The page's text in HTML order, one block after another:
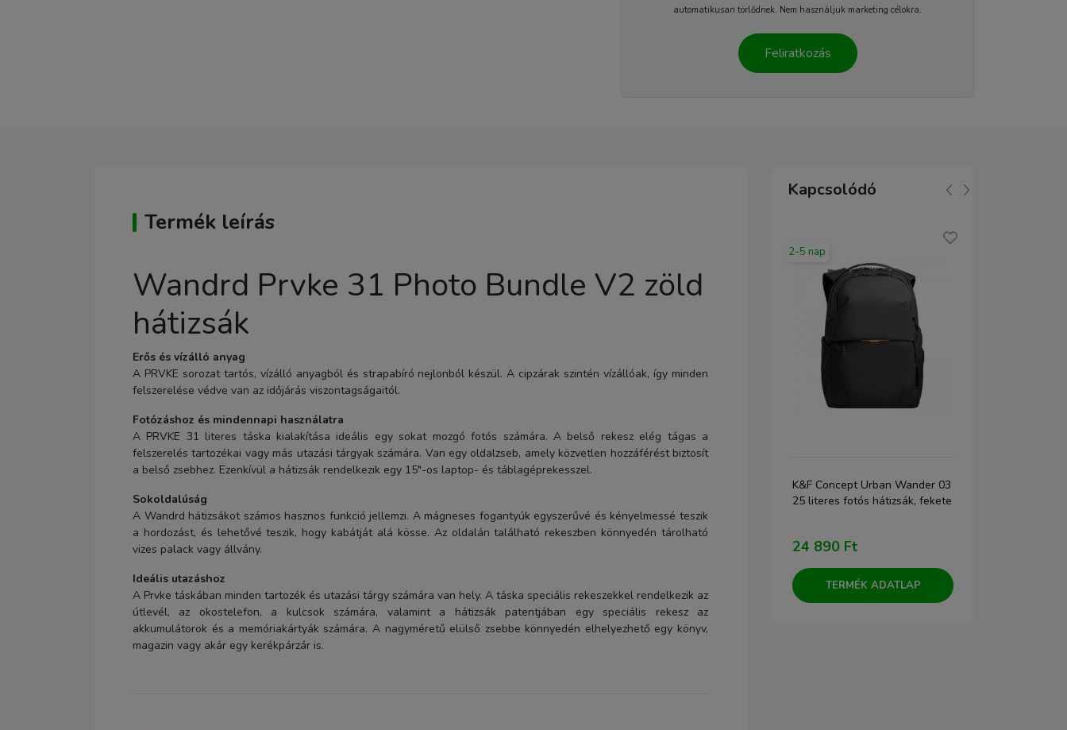
automatikusan törlődnek. Nem használjuk marketing célokra.
Feliratkozás
Termék leírás
Wandrd Prvke 31 Photo Bundle V2 zöld
hátizsák
Erős és vízálló anyag
A PRVKE sorozat tartós, vízálló anyagból és strapabíró nejlonból készül. A cipzárak szintén vízállóak, így minden
felszerelése védve van az időjárás viszontagságaitól.
Fotózáshoz és mindennapi használatra
A PRVKE 31 literes táska kialakítása ideális egy sokat mozgó fotós számára. A belső rekesz elég tágas a
felszerelés tartozékai vagy más utazási tárgyak számára. Van egy oldalzseb, amely közvetlen hozzáférést biztosít
a belső zsebhez. Ezenkívül a hátizsák rendelkezik egy 15"-os laptop- és táblagéprekesszel.
Sokoldalúság
A Wandrd hátizsákot számos hasznos funkció jellemzi. A mágneses fogantyúk egyszerűvé és kényelmessé teszik
a hordozást, és lehetővé teszik, hogy kabátját alá kösse. Az oldalán található rekeszben könnyedén tárolható
vizes palack vagy állvány.
Ideális utazáshoz
A Prvke táskában minden tartozék és utazási tárgy számára van hely. A táska speciális rekeszekkel rendelkezik az
útlevél, az okostelefon, a kulcsok számára, valamint a hátizsák patentjában egy speciális rekesz az
akkumulátorok és a memóriakártyák számára. A nagyméretű elülső zsebbe könnyedén elhelyezhető egy könyv,
magazin vagy akár egy kerékpárzár is.
Kapcsolódó
14mm f/4
2-5 nap
K&F Concept Urban Wander 03
25 literes fotós hátizsák, fekete
24 890 Ft
TERMÉK ADATLAP